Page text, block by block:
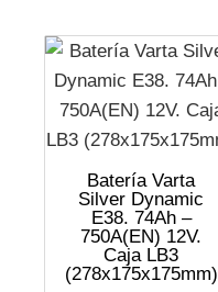
Batería Varta
Silver Dynamic
E38. 74Ah –
750A(EN) 12V.
Caja LB3
(278x175x175mm)